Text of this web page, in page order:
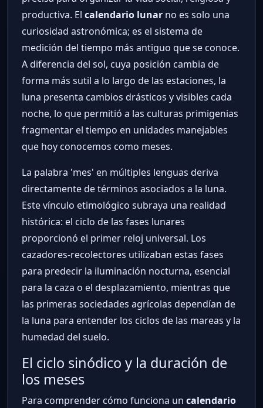
productiva. El calendario lunar no es solo una
curiosidad astronómica; es el sistema de
medición del tiempo más antiguo que se conoce.
A diferencia del sol, cuya posición cambia de
forma más sutil a lo largo de las estaciones, la
luna presenta cambios drásticos y visibles cada
noche, lo que permitió a las culturas primigenias
fragmentar el tiempo en unidades manejables
que hoy conocemos como meses.
La palabra 'mes' en múltiples lenguas deriva
directamente de términos asociados a la luna.
Este vínculo etimológico subraya una realidad
histórica: el ciclo de las fases lunares
proporcionó el primer reloj universal. Los
cazadores-recolectores utilizaban estas fases
para predecir la iluminación nocturna, esencial
para la caza o el desplazamiento, mientras que
las primeras sociedades agrícolas dependían de
la luna para entender los ciclos de las mareas y la
humedad del suelo.
El ciclo sinódico y la duración de
los meses
Para comprender cómo funciona un calendario